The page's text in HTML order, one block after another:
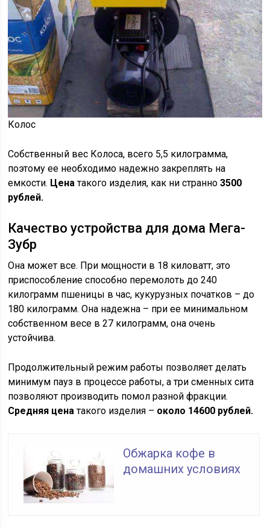
Колос
Собственный вес Колоса, всего 5,5 килограмма,
поэтому ее необходимо надежно закреплять на
емкости. Ценатакого изделия, как ни странно3500
рублей.
Качество устройства для дома Мега-
Зубр
Она может все. При мощности в 18 киловатт, это
приспособление способно перемолоть до 240
килограмм пшеницы в час, кукурузных початков – до
180 килограмм. Она надежна – при ее минимальном
собственном весе в 27 килограмм, она очень
устойчива.
Продолжительный режим работы позволяет делать
минимум пауз в процессе работы, а три сменных сита
позволяют производить помол разной фракции.
Средняя ценатакого изделия – около 14600 рублей.
Обжарка кофе в
домашних условиях